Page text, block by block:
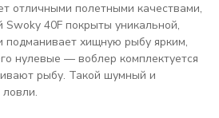
отличными полетными качествами,
40F покрыты уникальной,
подманивает хищную рыбу ярким,
нулевые — воблер комплектуется
рыбу. Такой шумный и